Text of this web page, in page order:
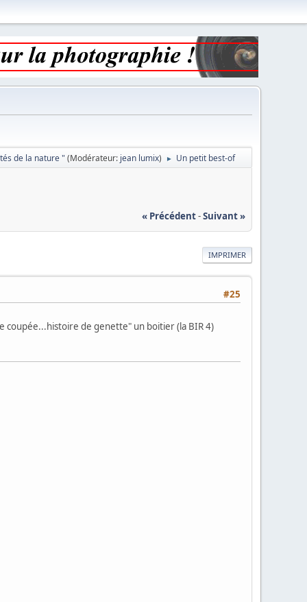
de la nature " (Modérateur: jean lumix) ► Un petit best-of
« Précédent-Suivant »
IMPRIMER
#25
coupée...histoire de genette" un boitier (la BIR 4)